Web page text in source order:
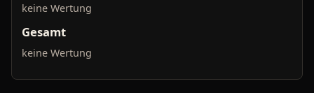
keine Wertung
Gesamt
keine Wertung